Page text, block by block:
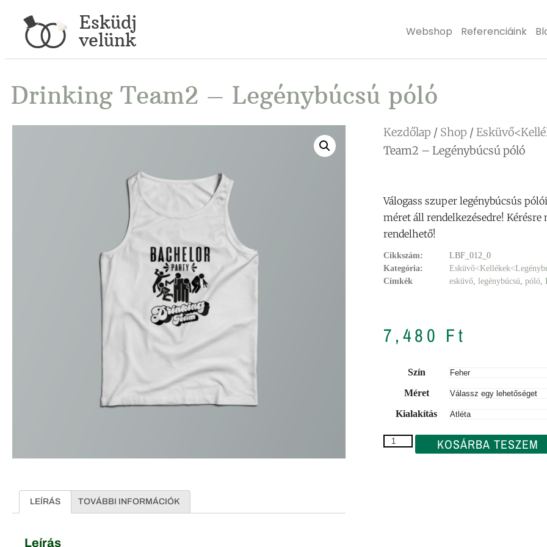
Esküdj
velünk
Webshop Referenciáink
Drinking Team2 – Legénybúcsú póló
LEÍRÁS TOVÁBBI INFORMÁCIÓK
Leírás
Kezdőlap / Shop /
Team2 – Legénybúcsú póló
Válogass szuper legénybúcsús
méret áll rendelkezésedre! Kérésre
rendelhető!
Cikkszám:
LBF_012_0
Kategória:
Címkék
esküvő, legénybúcsú, póló,
7,480 Ft
Szín
Méret
Kialakítás
KOSÁRBA TESZEM